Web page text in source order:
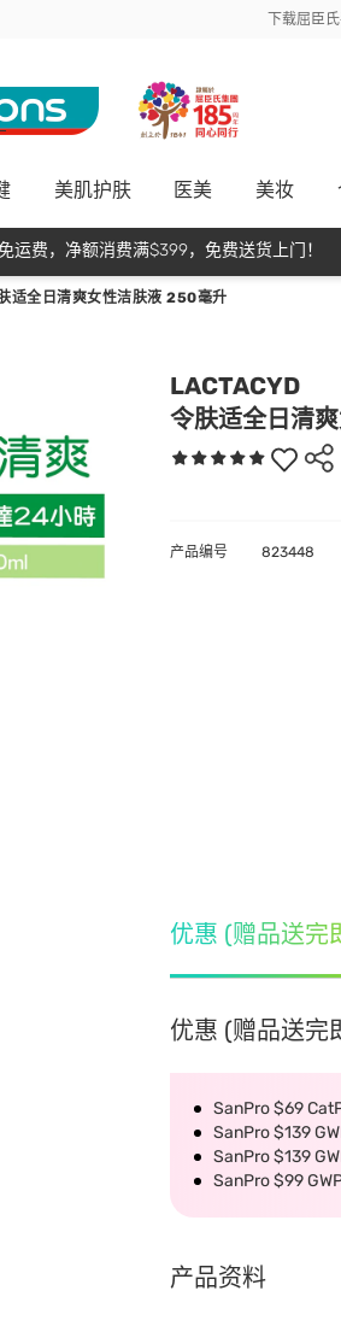
$50 下载屈臣
美肌护肤 医美 美妆
费，净额消费满$399，免费送货上门！
适全日清爽女性洁肤液 250毫升
LACTACYD
令肤适全日清
产品编号 823448
优惠 (赠品送完
优惠 (赠品送完
SanPro $69
SanPro $139
SanPro $139
SanPro $99
产品资料